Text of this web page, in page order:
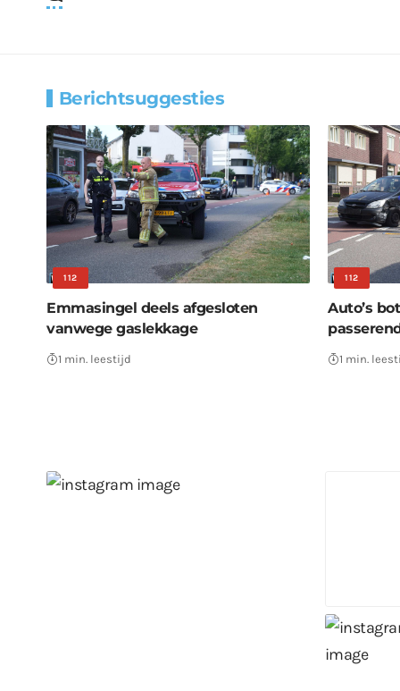
Berichtsuggesties
112
Emmasingel deels afgesloten
vanwege gaslekkage
1 min. leestijd
112
Auto’s
1 min.